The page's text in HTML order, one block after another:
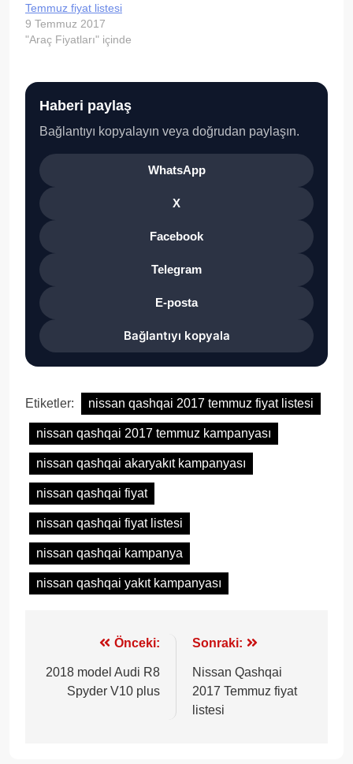
Temmuz fiyat listesi
9 Temmuz 2017
"Araç Fiyatları" içinde
Haberi paylaş
Bağlantıyı kopyalayın veya doğrudan paylaşın.
WhatsApp
X
Facebook
Telegram
E-posta
Bağlantıyı kopyala
Etiketler: nissan qashqai 2017 temmuz fiyat listesi
nissan qashqai 2017 temmuz kampanyası
nissan qashqai akaryakıt kampanyası
nissan qashqai fiyat
nissan qashqai fiyat listesi
nissan qashqai kampanya
nissan qashqai yakıt kampanyası
gezinmesi
Önceki:
2018 model Audi R8
Spyder V10 plus
Sonraki:
Nissan Qashqai
2017 Temmuz fiyat
listesi